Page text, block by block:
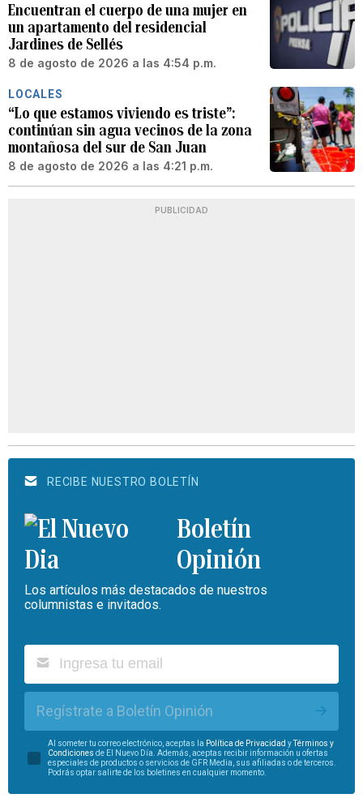
Encuentran el cuerpo de una mujer en
un apartamento del residencial
Jardines de Sellés
8 de agosto de 2026 a las 4:54 p.m.
LOCALES
“Lo que estamos viviendo es triste”:
continúan sin agua vecinos de la zona
montañosa del sur de San Juan
8 de agosto de 2026 a las 4:21 p.m.
PUBLICIDAD
RECIBE NUESTRO BOLETÍN
Boletín
Opinión
Los artículos más destacados de nuestros
columnistas e invitados.
Regístrate a Boletín Opinión
Al someter tu correo electrónico, aceptas la Política de Privacidad yTérminos y
Condiciones de El Nuevo Día. Además, aceptas recibir información u ofertas
especiales de productos o servicios de GFR Media, sus afiliadas o de terceros.
Podrás optar salirte de los boletines en cualquier momento.